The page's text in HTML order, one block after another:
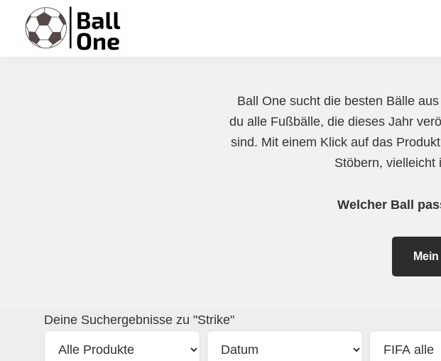
Hauptnavigation
springen
Inhalt
springen
Fußzeile
springen
Ball One sucht die besten Bälle
du alle Fußbälle, die dieses Jahr
sind. Mit einem Klick auf das
Stöbern, vielleicht
Welcher Ball
Deine Suchergebnisse zu "Strike"